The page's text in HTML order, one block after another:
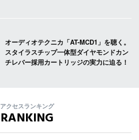
オーディオテクニカ「AT-MCD1」を聴く。
スタイラスチップ一体型ダイヤモンドカン
チレバー採用カートリッジの実力に迫る！
アクセスランキング
RANKING